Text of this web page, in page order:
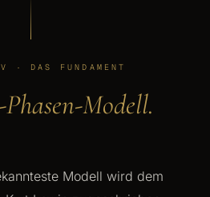
· DAS FUNDAMENT
Phasen-Modell.
Modell wird dem